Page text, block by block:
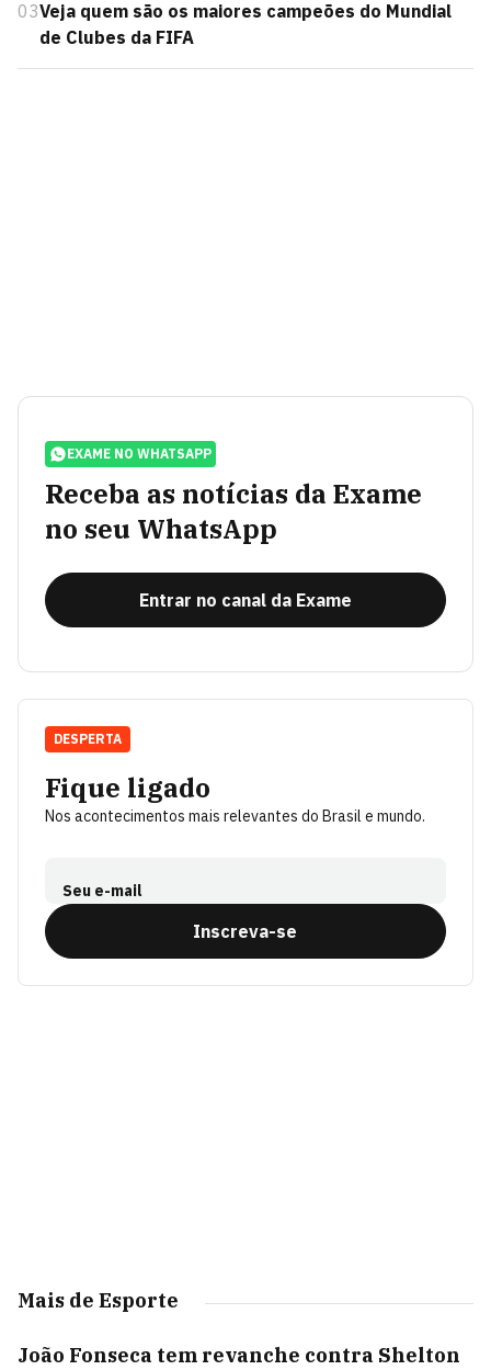
03Veja quem são os maiores campeões do Mundial
de Clubes da FIFA
EXAME NO WHATSAPP
Receba as notícias da Exame
no seu WhatsApp
Entrar no canal da Exame
Fique ligado
Nos acontecimentos mais relevantes do Brasil e mundo.
Seu e-mail
Inscreva-se
DESPERTA
Mais de Esporte
João Fonseca tem revanche contra Shelton